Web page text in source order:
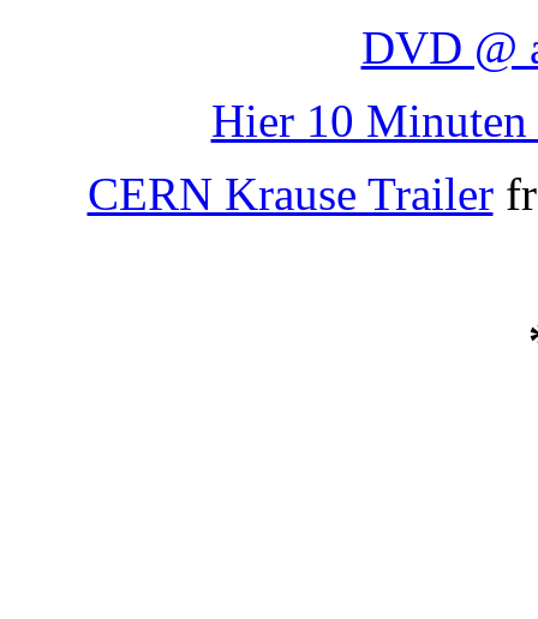
DVD @
Hier 10 Minuten
CERN Krause Trailer